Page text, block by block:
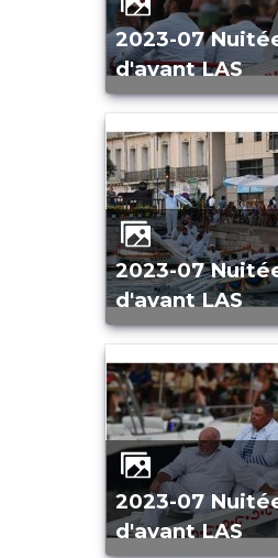
2023-07 Nuitée copains
d'avant LAS
2023-07 Nuitée copains
d'avant LAS
2023-07 Nuitée copains
d'avant LAS